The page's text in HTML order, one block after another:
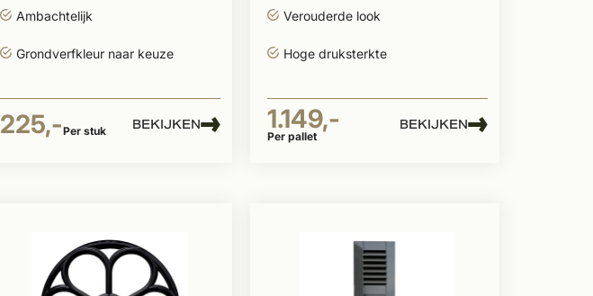
Ambachtelijk
Grondverfkleur naar keuze
225,-Per stuk BEKIJKEN
Verouderde look
Hoge druksterkte
1.149,-
Per pallet
BEKIJKEN